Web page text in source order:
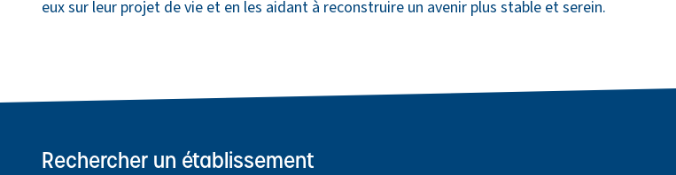
eux sur leur projet de vie et en les aidant à reconstruire un avenir plus stable et serein.
Rechercher un établissement